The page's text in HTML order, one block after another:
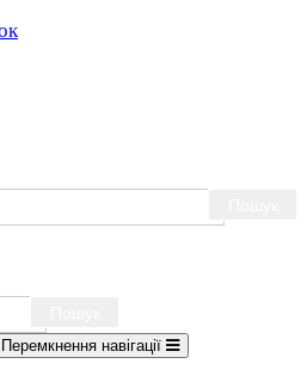
Перемкнення навігації